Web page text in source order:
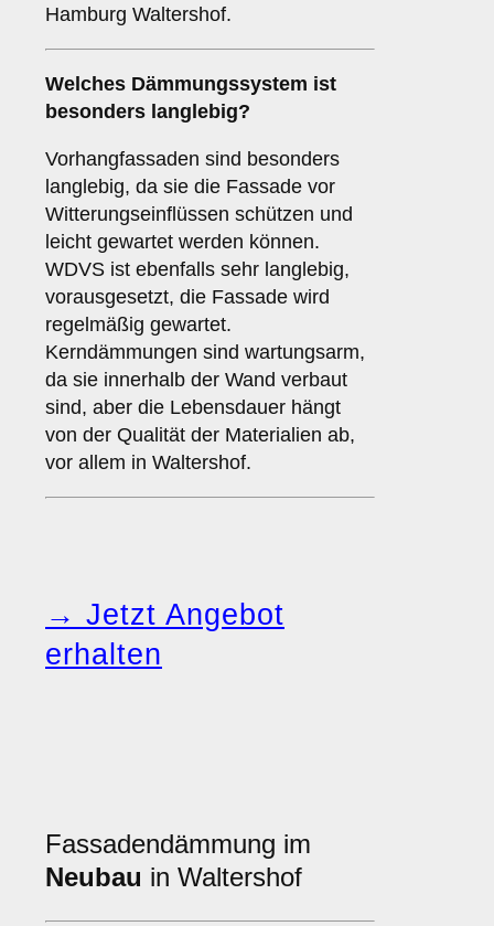
Hamburg Waltershof.
Welches Dämmungssystem ist
besonders langlebig?
Vorhangfassaden sind besonders
langlebig, da sie die Fassade vor
Witterungseinflüssen schützen und
leicht gewartet werden können.
WDVS ist ebenfalls sehr langlebig,
vorausgesetzt, die Fassade wird
regelmäßig gewartet.
Kerndämmungen sind wartungsarm,
da sie innerhalb der Wand verbaut
sind, aber die Lebensdauer hängt
von der Qualität der Materialien ab,
vor allem in Waltershof.
→ Jetzt Angebot
erhalten
Fassadendämmung im
Neubau in Waltershof